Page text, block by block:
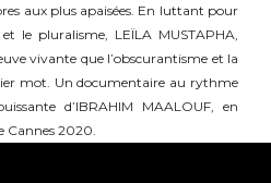
aux plus apaisées. En luttant pour
le pluralisme, LEÏLA MUSTAPHA,
vivante que l’obscurantisme et la
mot. Un documentaire au rythme
d’IBRAHIM MAALOUF, en
Cannes 2020.